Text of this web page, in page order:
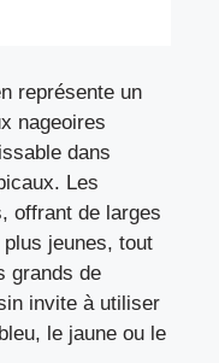
représente un
nageoires
dans
Les
offrant de larges
jeunes, tout
grands de
invite à utiliser
le jaune ou le